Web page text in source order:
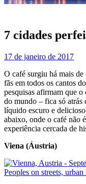
7 cidades
17 de janeiro de 2017
O café surgiu há mais
fãs em todos os cantos
pesquisas afirmam que o
do mundo – fica só atrás
líquido escuro e
abaixo, onde o café não
experiência cercada de
Viena (Áustria)